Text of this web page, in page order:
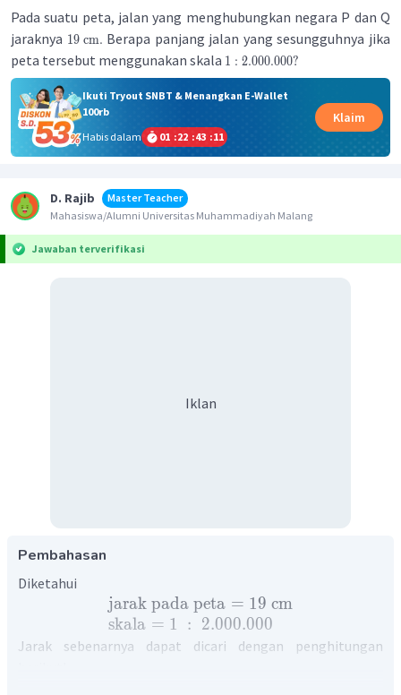
Pada suatu peta, jalan yang menghubungkan negara P dan Q
jaraknya 19 cm. Berapa panjang jalan yang sesungguhnya jika
peta tersebut menggunakan skala 1 : 2.000.000?
Ikuti Tryout SNBT & Menangkan E-Wallet
100rb
Habis dalam
01 :22 :43 :11
Klaim
D. Rajib
Master Teacher
Mahasiswa/Alumni Universitas Muhammadiyah Malang
Jawaban terverifikasi
Iklan
Pembahasan
Diketahui
jarak pada peta = 19 cm
skala = 1 : 2.000.000
Jarak sebenarnya dapat dicari dengan penghitungan